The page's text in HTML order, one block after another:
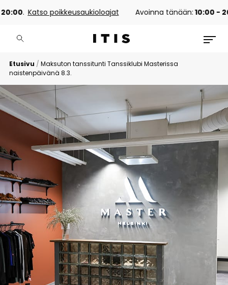
. Katso poikkeusaukioloajat Avoinna tänään:10:00 - 20:00.
Etusivu / Maksuton tanssitunti Tanssiklubi Masterissa
naistenpäivänä 8.3.